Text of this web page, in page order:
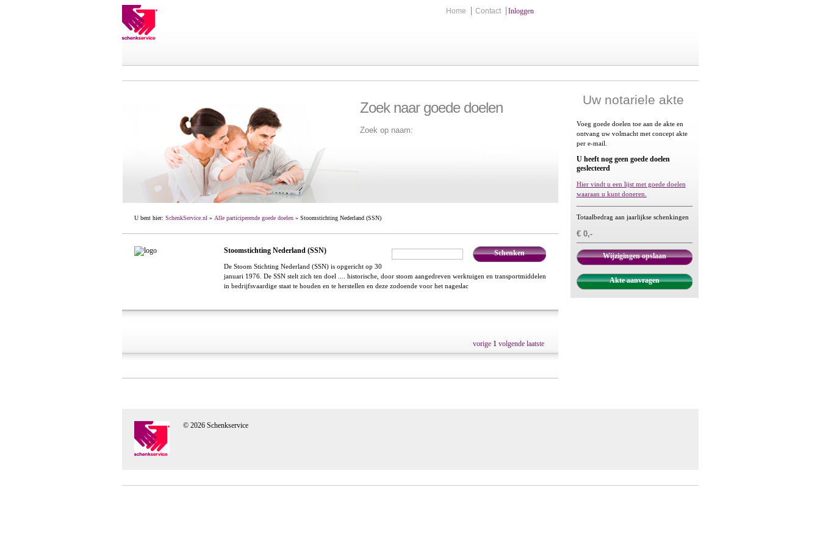
Home Contact Inloggen
Zoek naar goede doelen
Zoek op naam:
U bent hier: SchenkService.nl » Alle participerende goede doelen» Stoomstichting Nederland (SSN)
Schenken
Stoomstichting Nederland (SSN)
De Stoom Stichting Nederland (SSN) is opgericht op 30
januari 1976. De SSN stelt zich ten doel .... historische, door stoom aangedreven werktuigen en transportmiddelen
in bedrijfsvaardige staat te houden en te herstellen en deze zodoende voor het nageslac
vorige 1 volgende laatste
Uw notariele akte
Voeg goede doelen toe aan de akte en
ontvang uw volmacht met concept akte
per e-mail.
U heeft nog geen goede doelen
geslecteerd
Hier vindt u een lijst met goede doelen
waaraan u kunt doneren.
Totaalbedrag aan jaarlijkse schenkingen
€ 0,-
Wijzigingen opslaan
Akte aanvragen
© 2026 Schenkservice